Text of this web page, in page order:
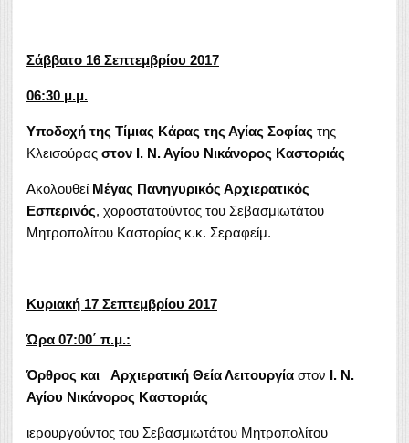
Σάββατο 16 Σεπτεμβρίου 2017
06:30 μ.μ.
Υποδοχή της Τίμιας Κάρας της Αγίας Σοφίας της
Κλεισούρας στον Ι. Ν. Αγίου Νικάνορος Καστοριάς
Ακολουθεί Μέγας Πανηγυρικός Αρχιερατικός
Εσπερινός, χοροστατούντος του Σεβασμιωτάτου
Μητροπολίτου Καστορίας κ.κ. Σεραφείμ.
Κυριακή 17 Σεπτεμβρίου 2017
Ώρα 07:00΄ π.μ.:
Όρθρος και Αρχιερατική Θεία Λειτουργία στον Ι. Ν.
Αγίου Νικάνορος Καστοριάς
ιερουργούντος του Σεβασμιωτάτου Μητροπολίτου